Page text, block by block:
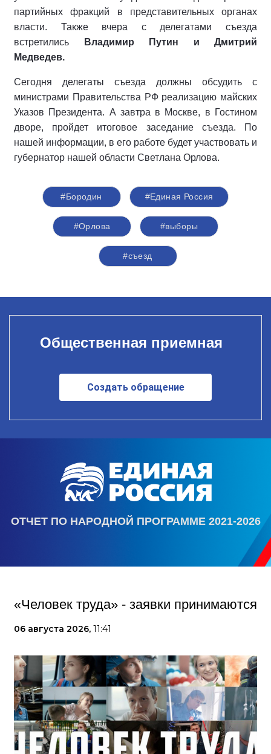
партийных фракций в представительных органах
власти. Также вчера с делегатами съезда
встретились Владимир Путин и Дмитрий
Медведев.
Сегодня делегаты съезда должны обсудить с
министрами Правительства РФ реализацию майских
Указов Президента. А завтра в Москве, в Гостином
дворе, пройдет итоговое заседание съезда. По
нашей информации, в его работе будет участвовать и
губернатор нашей области Светлана Орлова.
#Бородин #Единая Россия
#Орлова #выборы
#съезд
Общественная приемная
Создать обращение
ОТЧЕТ ПО НАРОДНОЙ ПРОГРАММЕ 2021-2026
«Человек труда» - заявки принимаются
06 августа 2026, 11:41